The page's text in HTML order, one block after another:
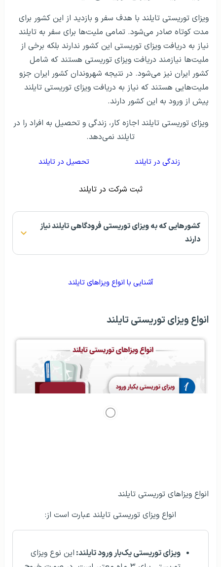
ویزای توریستی تایلند با هدف سفر و بازدید از این کشور برای
مدت کوتاه صادر می‌شود. تمامی ملیت‌ها برای سفر به تایلند
نیاز به دریافت ویزای توریستی این کشور ندارند بلکه برخی از
ملیت‌ها نیازمند دریافت ویزای توریستی هستند که شامل
کشور ایران نیز می‌شود. در نتیجه شهروندان کشور ایران جزو
ملیت‌هایی هستند که نیاز به دریافت ویزای توریستی تایلند
پیش از ورود به این کشور دارند.
ویزای توریستی تایلند اجازه کار، زندگی و تحصیل به افراد را در
تایلند نمی‌دهد.
زندگی در تایلند تحصیل در تایلند
ثبت شرکت در تایلند
کشورهایی که به ویزای توریستی فرودگاهی تایلند نیاز
دارند
آشنایی با انواع ویزاهای تایلند
انواع ویزای توریستی تایلند
انواع ویزاهای توریستی تایلند
انواع ویزای توریستی تایلند عبارت‌ است از:
ویزای توریستی یک‌بار ورود تایلند: این نوع ویزای